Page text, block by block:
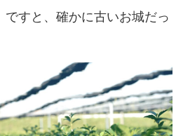
すと、確かに古いお城だっ